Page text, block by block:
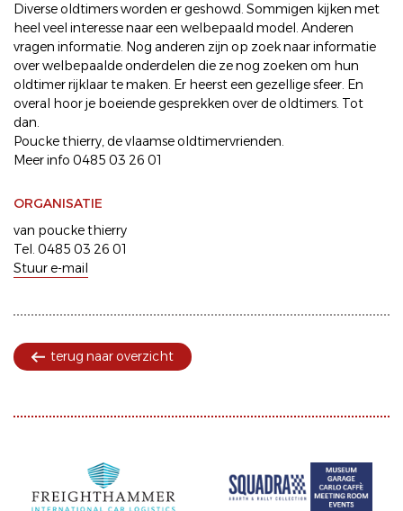
Diverse oldtimers worden er geshowd. Sommigen kijken met
heel veel interesse naar een welbepaald model. Anderen
vragen informatie. Nog anderen zijn op zoek naar informatie
over welbepaalde onderdelen die ze nog zoeken om hun
oldtimer rijklaar te maken. Er heerst een gezellige sfeer. En
overal hoor je boeiende gesprekken over de oldtimers. Tot
dan.
Poucke thierry, de vlaamse oldtimervrienden.
Meer info 0485 03 26 01
ORGANISATIE
van poucke thierry
Tel. 0485 03 26 01
Stuur e-mail
terug naar overzicht